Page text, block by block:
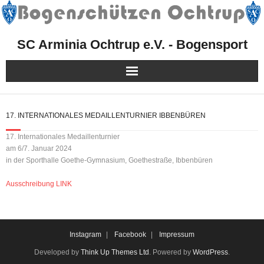
SC Arminia Ochtrup e.V. - Bogensport
Herzlich Willkommen!
Sport
Kurse, Events & Aktionen
17. INTERNATIONALES MEDAILLENTURNIER IBBENBÜREN
17. Internationales Medaillenturnier
am 6/7. Januar 2024
in der Sporthalle Goethe-Gymnasium, Goethestraße, Ibbenbüren
Ausschreibung LINK
Instagram Facebook Impressum
Developed by Think Up Themes Ltd . Powered by WordPress.